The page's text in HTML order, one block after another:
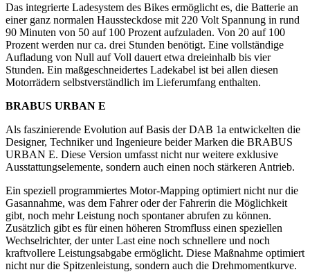
Das integrierte Ladesystem des Bikes ermöglicht es, die Batterie an
einer ganz normalen Haussteckdose mit 220 Volt Spannung in rund
90 Minuten von 50 auf 100 Prozent aufzuladen. Von 20 auf 100
Prozent werden nur ca. drei Stunden benötigt. Eine vollständige
Aufladung von Null auf Voll dauert etwa dreieinhalb bis vier
Stunden. Ein maßgeschneidertes Ladekabel ist bei allen diesen
Motorrädern selbstverständlich im Lieferumfang enthalten.
BRABUS URBAN E
Als faszinierende Evolution auf Basis der DAB 1a entwickelten die
Designer, Techniker und Ingenieure beider Marken die BRABUS
URBAN E. Diese Version umfasst nicht nur weitere exklusive
Ausstattungselemente, sondern auch einen noch stärkeren Antrieb.
Ein speziell programmiertes Motor-Mapping optimiert nicht nur die
Gasannahme, was dem Fahrer oder der Fahrerin die Möglichkeit
gibt, noch mehr Leistung noch spontaner abrufen zu können.
Zusätzlich gibt es für einen höheren Stromfluss einen speziellen
Wechselrichter, der unter Last eine noch schnellere und noch
kraftvollere Leistungsabgabe ermöglicht. Diese Maßnahme optimiert
nicht nur die Spitzenleistung, sondern auch die Drehmomentkurve.